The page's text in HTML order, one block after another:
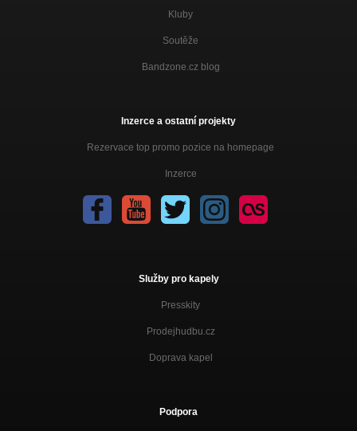
Kluby
Soutěže
Bandzone.cz blog
Inzerce a ostatní projekty
Rezervace top promo pozice na homepage
Inzerce
Služby pro kapely
Presskity
Prodejhudbu.cz
Doprava kapel
Podpora